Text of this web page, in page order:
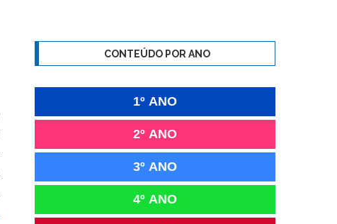
CONTEÚDO POR ANO
1º ANO
2º ANO
3º ANO
4º ANO